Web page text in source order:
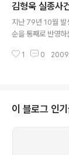
다 안치용 백 김형
ptured by 안치용
김형욱 실종사
지난 79년 10월 발
순을 통째로 반영
련한 국정원 과거
됩니다 여러분의 제
보고서 전문 9-
1 0
이 블로그 인